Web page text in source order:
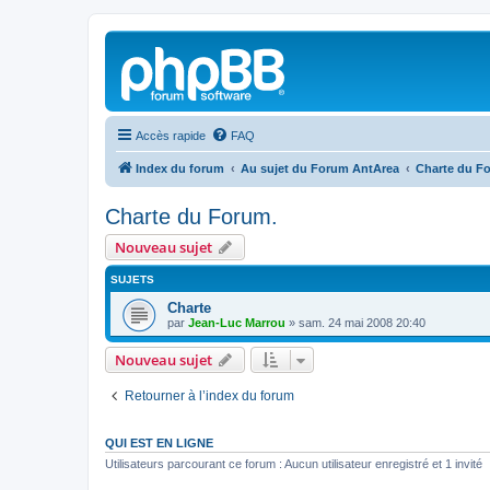
Accès rapide FAQ
Index du forum Au sujet du Forum AntArea Charte du
Charte du Forum.
Nouveau sujet
SUJETS
Charte
par Jean-Luc Marrou » sam. 24 mai 2008 20:40
Nouveau sujet
Retourner à l’index du forum
QUI EST EN LIGNE
Utilisateurs parcourant ce forum : Aucun utilisateur enregistré et 1 invité